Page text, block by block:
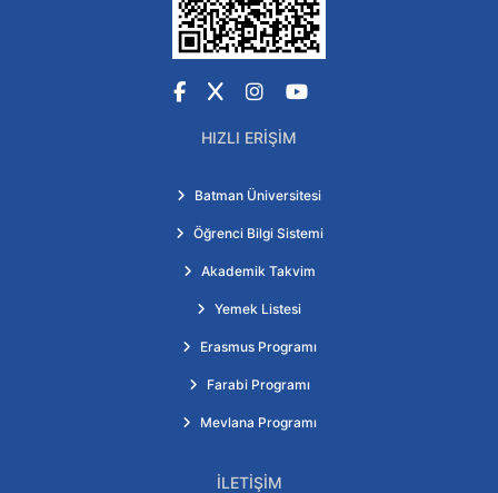
Facebook
X Instagram
YouTube
HIZLI ERIŞIM
Batman Üniversitesi
Öğrenci Bilgi Sistemi
Akademik Takvim
Yemek Listesi
Erasmus Programı
Farabi Programı
Mevlana Programı
İLETIŞIM